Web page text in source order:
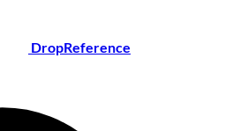
DropReference